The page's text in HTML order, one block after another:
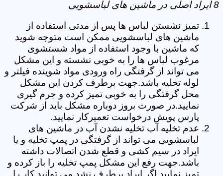
8 ایراد اصلی در ماشین های لباسشویی
تمیز نشستن لباس ها پس از مدتی استفاده از
ماشین های لباسشویی ممکن است متوجه شوید
که ماشین با وجود استفاده از مواد شستشوی
مرغوب لباس ها را به خوبی نشسته و این مشکل
می تواند از گرفتگی راه ورودی مواد شوینده فیلتر و
لوله تخلیه باشد.جهت برطرف کردن این مشکل
محل گرفتگی را به خوبی تمیز کرده و جرم گیری
نمایید.در صورت بروز دوباره مشکل باید از شرکت
پارس پویش درخواست تعمیرکار نمایید.
عدم تخلیه آب تخلیه نشدن آب در ماشین های
لباسشویی می تواند از گرفتگی در پمپ تخلیه و یا
ایراد در سیم کشی و قطع شدن اتصالات داشته
باشد.جهت رفع این مشکل پمپ تخلیه را باز کرده و
تمیز نمایید.اگر ایراد برطرف نشد می توانید کار را